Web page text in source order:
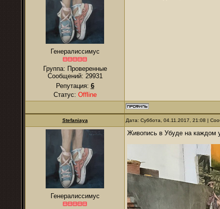
Генералиссимус
Группа: Проверенные
Сообщений: 29931
Репутация: 6
Статус: Offline
Stefaniaya Дата: Суббота, 04.11.2017, 21:08 |
Генералиссимус
Живопись в Убуде на каждом